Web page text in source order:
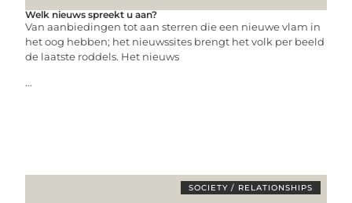
Welk nieuws spreekt u aan?
Van aanbiedingen tot aan sterren die een nieuwe vlam in
het oog hebben; het nieuwssites brengt het volk per beeld
de laatste roddels. Het nieuws
...
SOCIETY / RELATIONSHIPS